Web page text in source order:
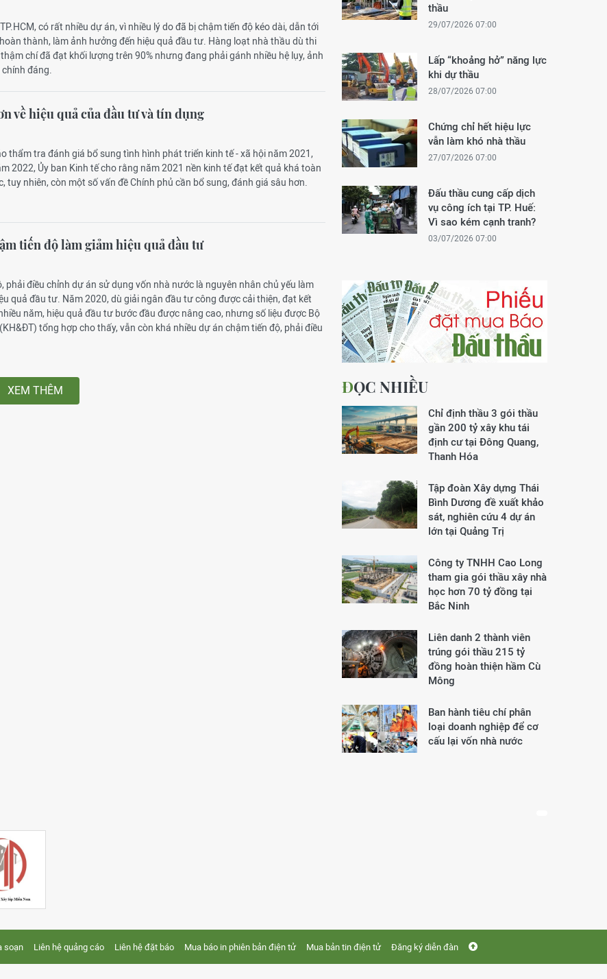
có rất nhiều dự án, vì nhiều lý do đã bị chậm tiến độ kéo dài, dẫn tới
thành, làm ảnh hưởng đến hiệu quả đầu tư. Hàng loạt nhà thầu dù thi
thậm chí đã đạt khối lượng trên 90% nhưng đang phải gánh nhiều hệ lụy, ảnh
đáng.
về hiệu quả của đầu tư và tín dụng
thẩm tra đánh giá bổ sung tình hình phát triển kinh tế - xã hội năm 2021,
2022, Ủy ban Kinh tế cho rằng năm 2021 nền kinh tế đạt kết quả khá toàn
tuy nhiên, còn một số vấn đề Chính phủ cần bổ sung, đánh giá sâu hơn.
tiến độ làm giảm hiệu quả đầu tư
phải điều chỉnh dự án sử dụng vốn nhà nước là nguyên nhân chủ yếu làm
quả đầu tư. Năm 2020, dù giải ngân đầu tư công được cải thiện, đạt kết
năm, hiệu quả đầu tư bước đầu được nâng cao, nhưng số liệu được Bộ
tổng hợp cho thấy, vẫn còn khá nhiều dự án chậm tiến độ, phải điều
XEM THÊM
thầu
29/07/2026 07:00
Lấp “khoảng hở” năng lực
khi dự thầu
28/07/2026 07:00
Chứng chỉ hết hiệu lực
vẫn làm khó nhà thầu
27/07/2026 07:00
Đấu thầu cung cấp dịch
vụ công ích tại TP. Huế:
Vì sao kém cạnh tranh?
03/07/2026 07:00
ĐỌC NHIỀU
Chỉ định thầu 3 gói thầu
gần 200 tỷ xây khu tái
định cư tại Đông Quang,
Thanh Hóa
Tập đoàn Xây dựng Thái
Bình Dương đề xuất khảo
sát, nghiên cứu 4 dự án
lớn tại Quảng Trị
Công ty TNHH Cao Long
tham gia gói thầu xây nhà
học hơn 70 tỷ đồng tại
Bắc Ninh
Liên danh 2 thành viên
trúng gói thầu 215 tỷ
đồng hoàn thiện hầm Cù
Mông
Ban hành tiêu chí phân
loại doanh nghiệp để cơ
cấu lại vốn nhà nước
soạn Liên hệ quảng cáo Liên hệ đặt báo Mua báo in phiên bản điện tử Mua bản tin điện tử Đăng ký diễn đàn